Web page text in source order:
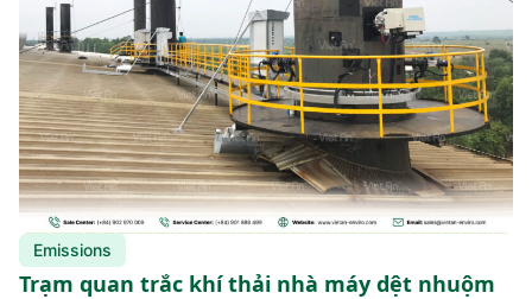
Emissions
Trạm quan trắc khí thải nhà máy dệt nhuộm